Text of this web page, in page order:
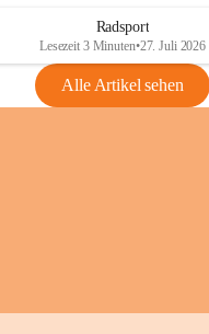
Nr. 18_2026
Radsport
Lesezeit 3 Minuten•27. Juli 2026
Alle Artikel sehen